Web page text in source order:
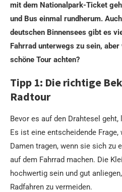
mit dem Nationalpark-Ticket
und Bus einmal rundherum.
deutschen Binnensees gibt es
Fahrrad unterwegs zu sein,
schöne Tour achten?
Tipp 1: Die richtige
Radtour
Bevor es auf den Drahtesel
Es ist eine entscheidende Frage,
Damen tragen, wenn sie sich zu
auf dem Fahrrad machen. Die
hochwertig sein und gut
Radfahren zu vermeiden.